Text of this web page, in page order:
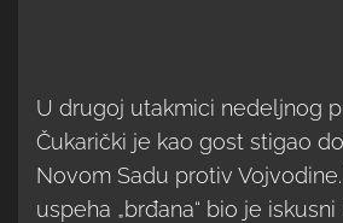
U drugoj utakmici nedeljnog
Čukarički je kao gost stigao
Novom Sadu protiv
uspeha „brđana“ bio je iskusni